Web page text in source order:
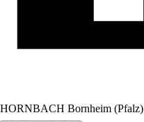
HORNBACH Bornheim (Pfalz)